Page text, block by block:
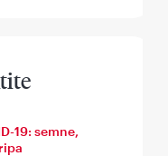
19: semne,